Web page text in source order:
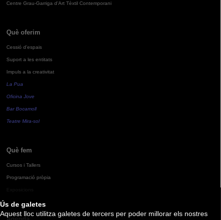
Ús de galetes
Aquest lloc utilitza galetes de tercers per poder millorar els nostres
Centre Grau-Garriga d'Art Tèxtil Contemporani
Què oferim
Cessió d'espais
Suport a les entitats
Impuls a la creativitat
La Pua
Oficina Jove
Bar Bocamoll
Teatre Mira-sol
Què fem
Cursos i Tallers
Programació pròpia